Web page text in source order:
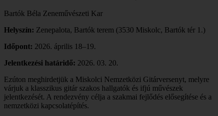
Bartók Béla Zeneművészeti Kar
Helyszín: Zenepalota, Bartók terem (3530 Miskolc, Bartók tér 1.)
Időpont: 2026. április 18–19.
Jelentkezési határidő: 2026. 03. 20.
Ezúton meghirdetjük a Miskolci Nemzetközi Gitárversenyt, melyre
várjuk a klasszikus gitár szakos hallgatók és ifjú művészek
jelentkezését. A rendezvény célja a szakmai fejlődés elősegítése és a
nemzetközi kapcsolatépítés.